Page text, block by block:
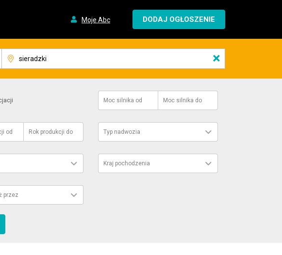
Moje Abc DODAJ OGŁOSZENIE
×
Moc silnika od Moc silnika do
od Rok produkcji do Typ nadwozia
Kraj pochodzenia
przez